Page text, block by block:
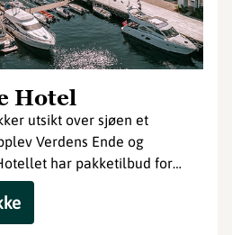
Hotel
utsikt over sjøen et
Verdens Ende og
har pakketilbud for